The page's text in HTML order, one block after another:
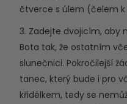
čtverce s úlem (čelem k
3. Zadejte dvojicím,
Bota tak, že ostatním
slunečnici. Pokročilejší
tanec, který bude i pro
křidélkem, tedy se